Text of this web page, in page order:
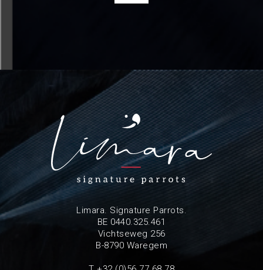
Limara. Signature Parrots.
BE 0440.325.461
Vichtseweg 256
B-8790 Waregem